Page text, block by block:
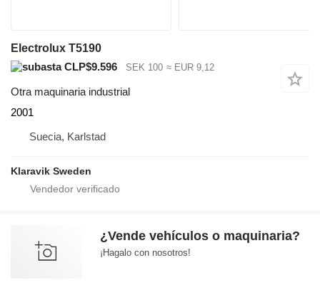
Electrolux T5190
CLP$9.596
SEK 100 ≈ EUR 9,12
Otra maquinaria industrial
2001
Suecia, Karlstad
Klaravik Sweden
¿Vende vehículos o maquinaria?
¡Hagalo con nosotros!